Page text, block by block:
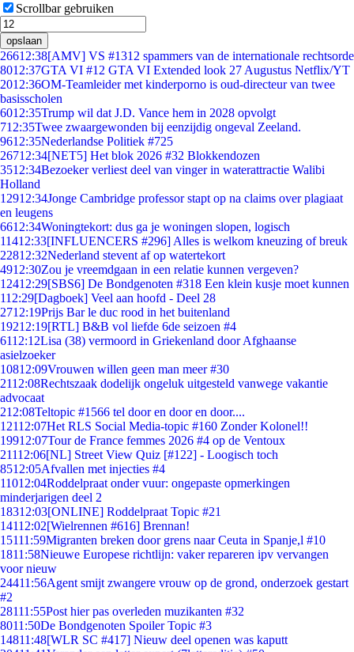
Scrollbar gebruiken
opslaan
26612:38[AMV] VS #1312 spammers van de internationale rechtsorde
8012:37GTA VI #12 GTA VI Extended look 27 Augustus Netflix/YT
2012:36OM-Teamleider met kinderporno is oud-directeur van twee
basisscholen
6012:35Trump wil dat J.D. Vance hem in 2028 opvolgt
712:35Twee zwaargewonden bij eenzijdig ongeval Zeeland.
9612:35Nederlandse Politiek #725
26712:34[NET5] Het blok 2026 #32 Blokkendozen
3512:34Bezoeker verliest deel van vinger in waterattractie Walibi
Holland
12912:34Jonge Cambridge professor stapt op na claims over plagiaat
en leugens
6612:34Woningtekort: dus ga je woningen slopen, logisch
11412:33[INFLUENCERS #296] Alles is welkom kneuzing of breuk
22812:32Nederland stevent af op watertekort
4912:30Zou je vreemdgaan in een relatie kunnen vergeven?
12412:29[SBS6] De Bondgenoten #318 Een klein kusje moet kunnen
112:29[Dagboek] Veel aan hoofd - Deel 28
2712:19Prijs Bar le duc rood in het buitenland
19212:19[RTL] B&B vol liefde 6de seizoen #4
6112:12Lisa (38) vermoord in Griekenland door Afghaanse
asielzoeker
10812:09Vrouwen willen geen man meer #30
2112:08Rechtszaak dodelijk ongeluk uitgesteld vanwege vakantie
advocaat
212:08Teltopic #1566 tel door en door en door....
12112:07Het RLS Social Media-topic #160 Zonder Kolonel!!
19912:07Tour de France femmes 2026 #4 op de Ventoux
21112:06[NL] Street View Quiz [#122] - Loogisch toch
8512:05Afvallen met injecties #4
11012:04Roddelpraat onder vuur: ongepaste opmerkingen
minderjarigen deel 2
18312:03[ONLINE] Roddelpraat Topic #21
14112:02[Wielrennen #616] Brennan!
15111:59Migranten breken door grens naar Ceuta in Spanje,l #10
1811:58Nieuwe Europese richtlijn: vaker repareren ipv vervangen
voor nieuw
24411:56Agent smijt zwangere vrouw op de grond, onderzoek gestart
#2
28111:55Post hier pas overleden muzikanten #32
8011:50De Bondgenoten Spoiler Topic #3
14811:48[WLR SC #417] Nieuw deel openen was kaputt